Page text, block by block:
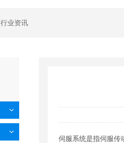
行业资讯
伺服系统是指伺服传